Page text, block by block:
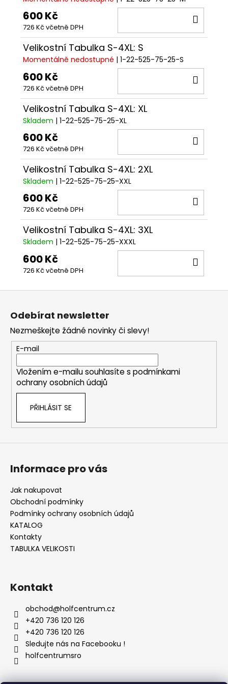
600 Kč
726 Kč včetně DPH
Velikostní Tabulka S-4XL: S
Momentálně nedostupné | 1-22-525-75-25-S
600 Kč
726 Kč včetně DPH
Velikostní Tabulka S-4XL: XL
Skladem | 1-22-525-75-25-XL
600 Kč
726 Kč včetně DPH
Velikostní Tabulka S-4XL: 2XL
Skladem | 1-22-525-75-25-XXL
600 Kč
726 Kč včetně DPH
Velikostní Tabulka S-4XL: 3XL
Skladem | 1-22-525-75-25-XXXL
600 Kč
726 Kč včetně DPH
Z
Odebírat newsletter
Nezmeškejte žádné novinky či slevy!
E-mail
Vložením e-mailu souhlasíte s podmínkami
ochrany osobních údajů
PŘIHLÁSIT SE
Informace pro vás
Jak nakupovat
Obchodní podmínky
Podmínky ochrany osobních údajů
KATALOG
Kontakty
TABULKA VELIKOSTI
Kontakt
obchod@holfcentrum.cz
+420 736 120 126
+420 736 120 126
Sledujte nás na Facebooku !
holfcentrumsro